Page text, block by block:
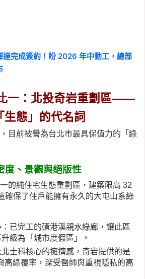
達完成簽約！盼 2026 年中動工，總部
一：北投奇岩重劃區——
生態」的代名詞
，目前被譽為台北市最具保值力的「綠
度、景觀與絕版性
的純住宅生態重劃區，建築限高 32
確保了住戶能擁有永久的大屯山系綠
：已完工的磺港溪親水綠廊，讓此區
級為「城市度假區」。
北士科核心的擁擠感，奇岩提供的是
高綠覆率，深受醫師與重視隱私的高